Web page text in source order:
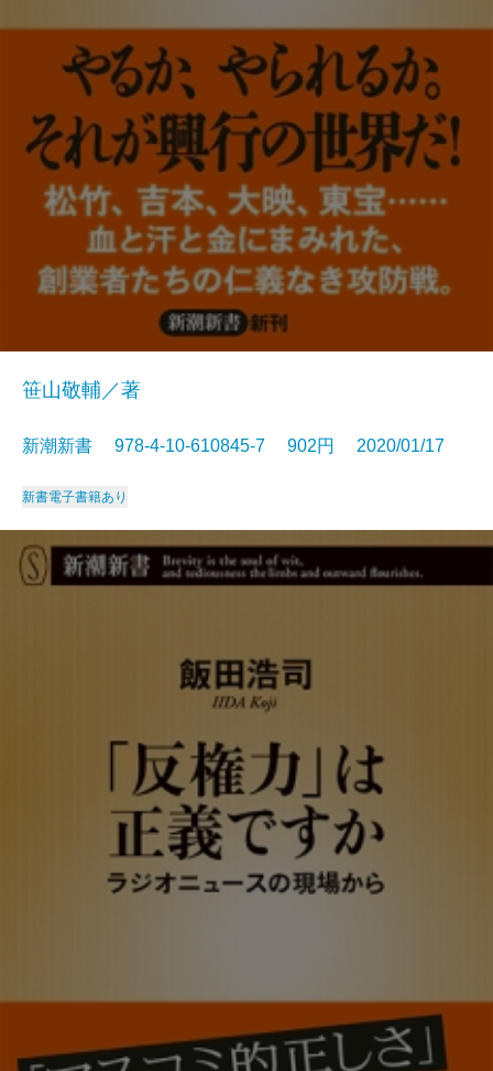
笹山敬輔／著
新潮新書 978-4-10-610845-7 902円 2020/01/17
新書電子書籍あり